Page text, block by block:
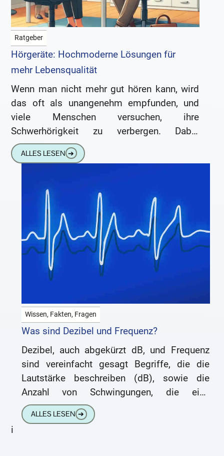
Ratgeber
Hörgeräte: Hochmoderne Lösungen für
mehr Lebensqualität
Wenn man nicht mehr gut hören kann, wird
das oft als unangenehm empfunden, und
viele Menschen versuchen, ihre
Schwerhörigkeit zu verbergen. Dabei
könnten moderne Hörgeräte den Alltag
enorm erleichtern und
ALLES LESEN ➔
Wissen, Fakten, Fragen
Was sind Dezibel und Frequenz?
Dezibel, auch abgekürzt dB, und Frequenz
sind vereinfacht gesagt Begriffe, die die
Lautstärke beschreiben (dB), sowie die
Anzahl von Schwingungen, die eine
Schallwelle pro Sekunde hat (Frequenz
gemessen in Hertz).
ALLES LESEN ➔
i